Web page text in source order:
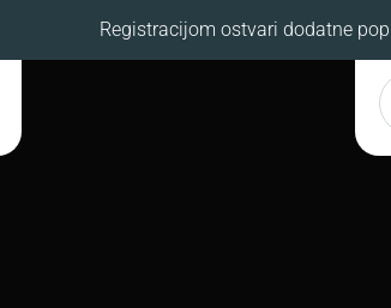
Registracijom ostvari dodatne